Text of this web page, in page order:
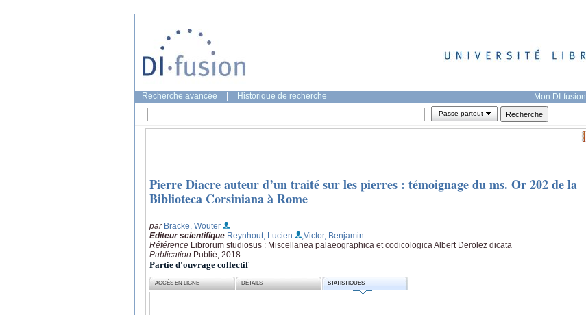
Recherche avancée Historique de recherche Mon DI-fusion
Passe-partout
Pierre Diacre auteur d’un traité sur les pierres : témoignage du ms. Or 202 de la
Biblioteca Corsiniana à Rome
par Bracke, Wouter
Editeur scientifique Reynhout, Lucien
;Victor, Benjamin
Référence Librorum studiosus : Miscellanea palaeographica et codicologica Albert Derolez dicata
Publication Publié, 2018
Partie d'ouvrage collectif
ACCÈS EN LIGNE DÉTAILS STATISTIQUES